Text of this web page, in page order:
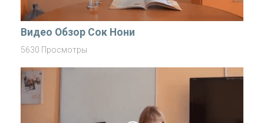
Видео Обзор Сок Нони
5630 Просмотры